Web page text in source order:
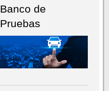
Banco de
Pruebas